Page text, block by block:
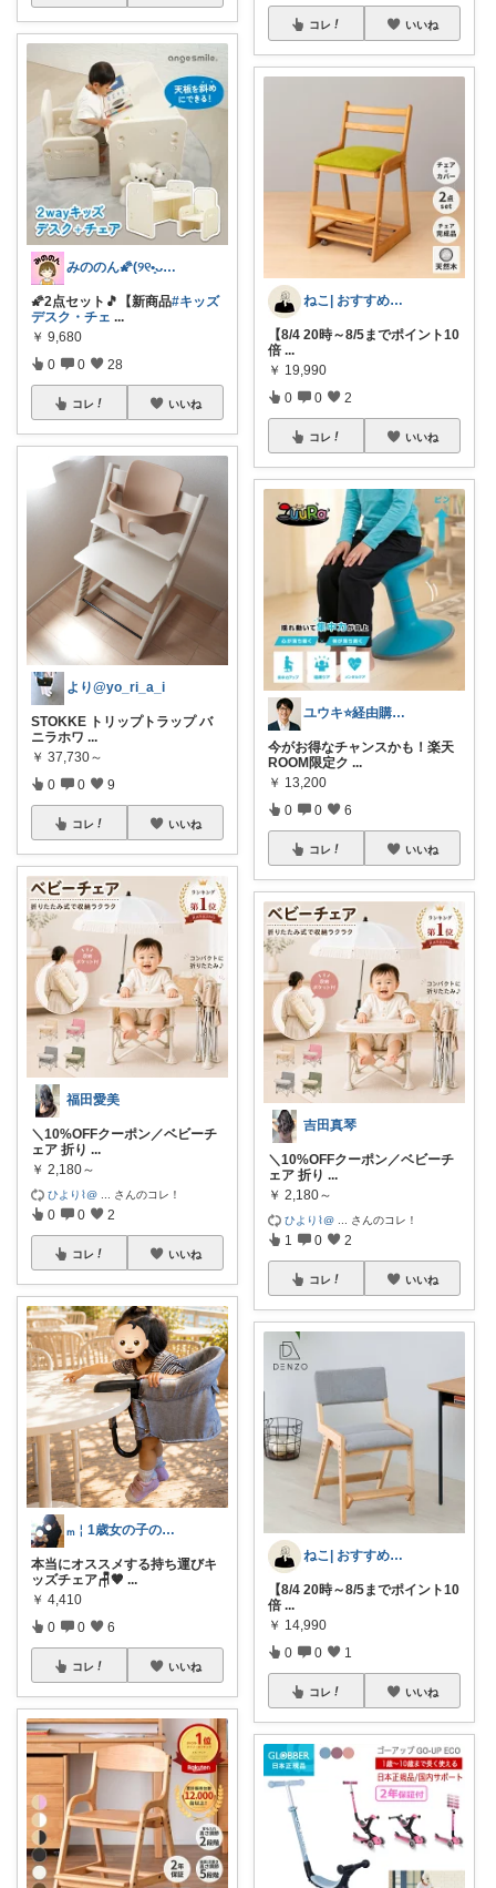
みののん🌠(୨୧•͈ᴗ•͈)感謝♡
🌠2点セット🎵【新商品#キッズ
デスク・チェ ...
￥ 9,680
0 0 28
コレ いいね
より@yo_ri_a_i
STOKKE トリップトラップ バ
ニラホワ ...
￥ 37,730～
0 0 9
コレ いいね
福田愛美
＼10%OFFクーポン／ベビーチ
ェア 折り ...
￥ 2,180～
ひより‪‪⌇@ さんのコレ！
0 0 2
コレ いいね
ₘ￤1歳女の子のママ👶🏻🎀
本当にオススメする持ち運びキ
ッズチェア🪑🤎 ...
￥ 4,410
0 0 6
コレ いいね
コレ いいね
ねこ| おすすめ知育📚＆整う暮らし🏠
【8/4 20時～8/5までポイント10
倍 ...
￥ 19,990
0 0 2
コレ いいね
ユウキ⭐️経由購入感謝です！
今がお得なチャンスかも！楽天
ROOM限定ク ...
￥ 13,200
0 0 6
コレ いいね
吉田真琴
＼10%OFFクーポン／ベビーチ
ェア 折り ...
￥ 2,180～
ひより‪‪⌇@ さんのコレ！
1 0 2
コレ いいね
ねこ| おすすめ知育📚＆整う暮らし🏠
【8/4 20時～8/5までポイント10
倍 ...
￥ 14,990
0 0 1
コレ いいね